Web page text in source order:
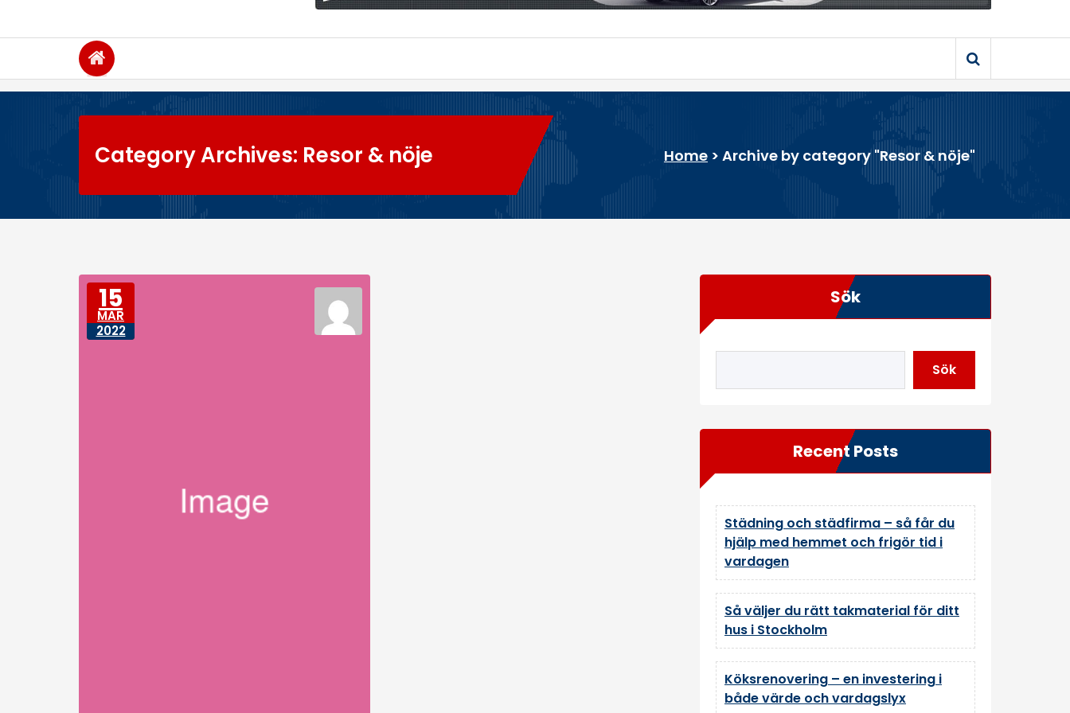
Category Archives: Resor & nöje Home > Archive by category "Resor & nöje"
15
MAR
2022
Sök
Sök
Recent Posts
Städning och städfirma – så får du
hjälp med hemmet och frigör tid i
vardagen
Så väljer du rätt takmaterial för ditt
hus i Stockholm
Köksrenovering – en investering i
både värde och vardagslyx